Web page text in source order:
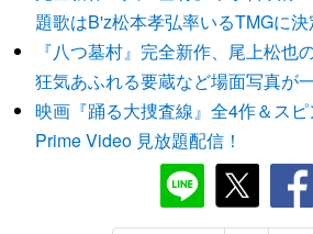
題歌はB'z松本孝弘率いるTMGに決
『八つ墓村』完全新作、尾上松也
狂気あふれる要蔵など場面写真が
映画『踊る大捜査線』全4作＆ス
Prime Video 見放題配信！